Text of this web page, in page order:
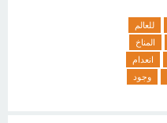
للعالم
المناخ
انعدام
وجود